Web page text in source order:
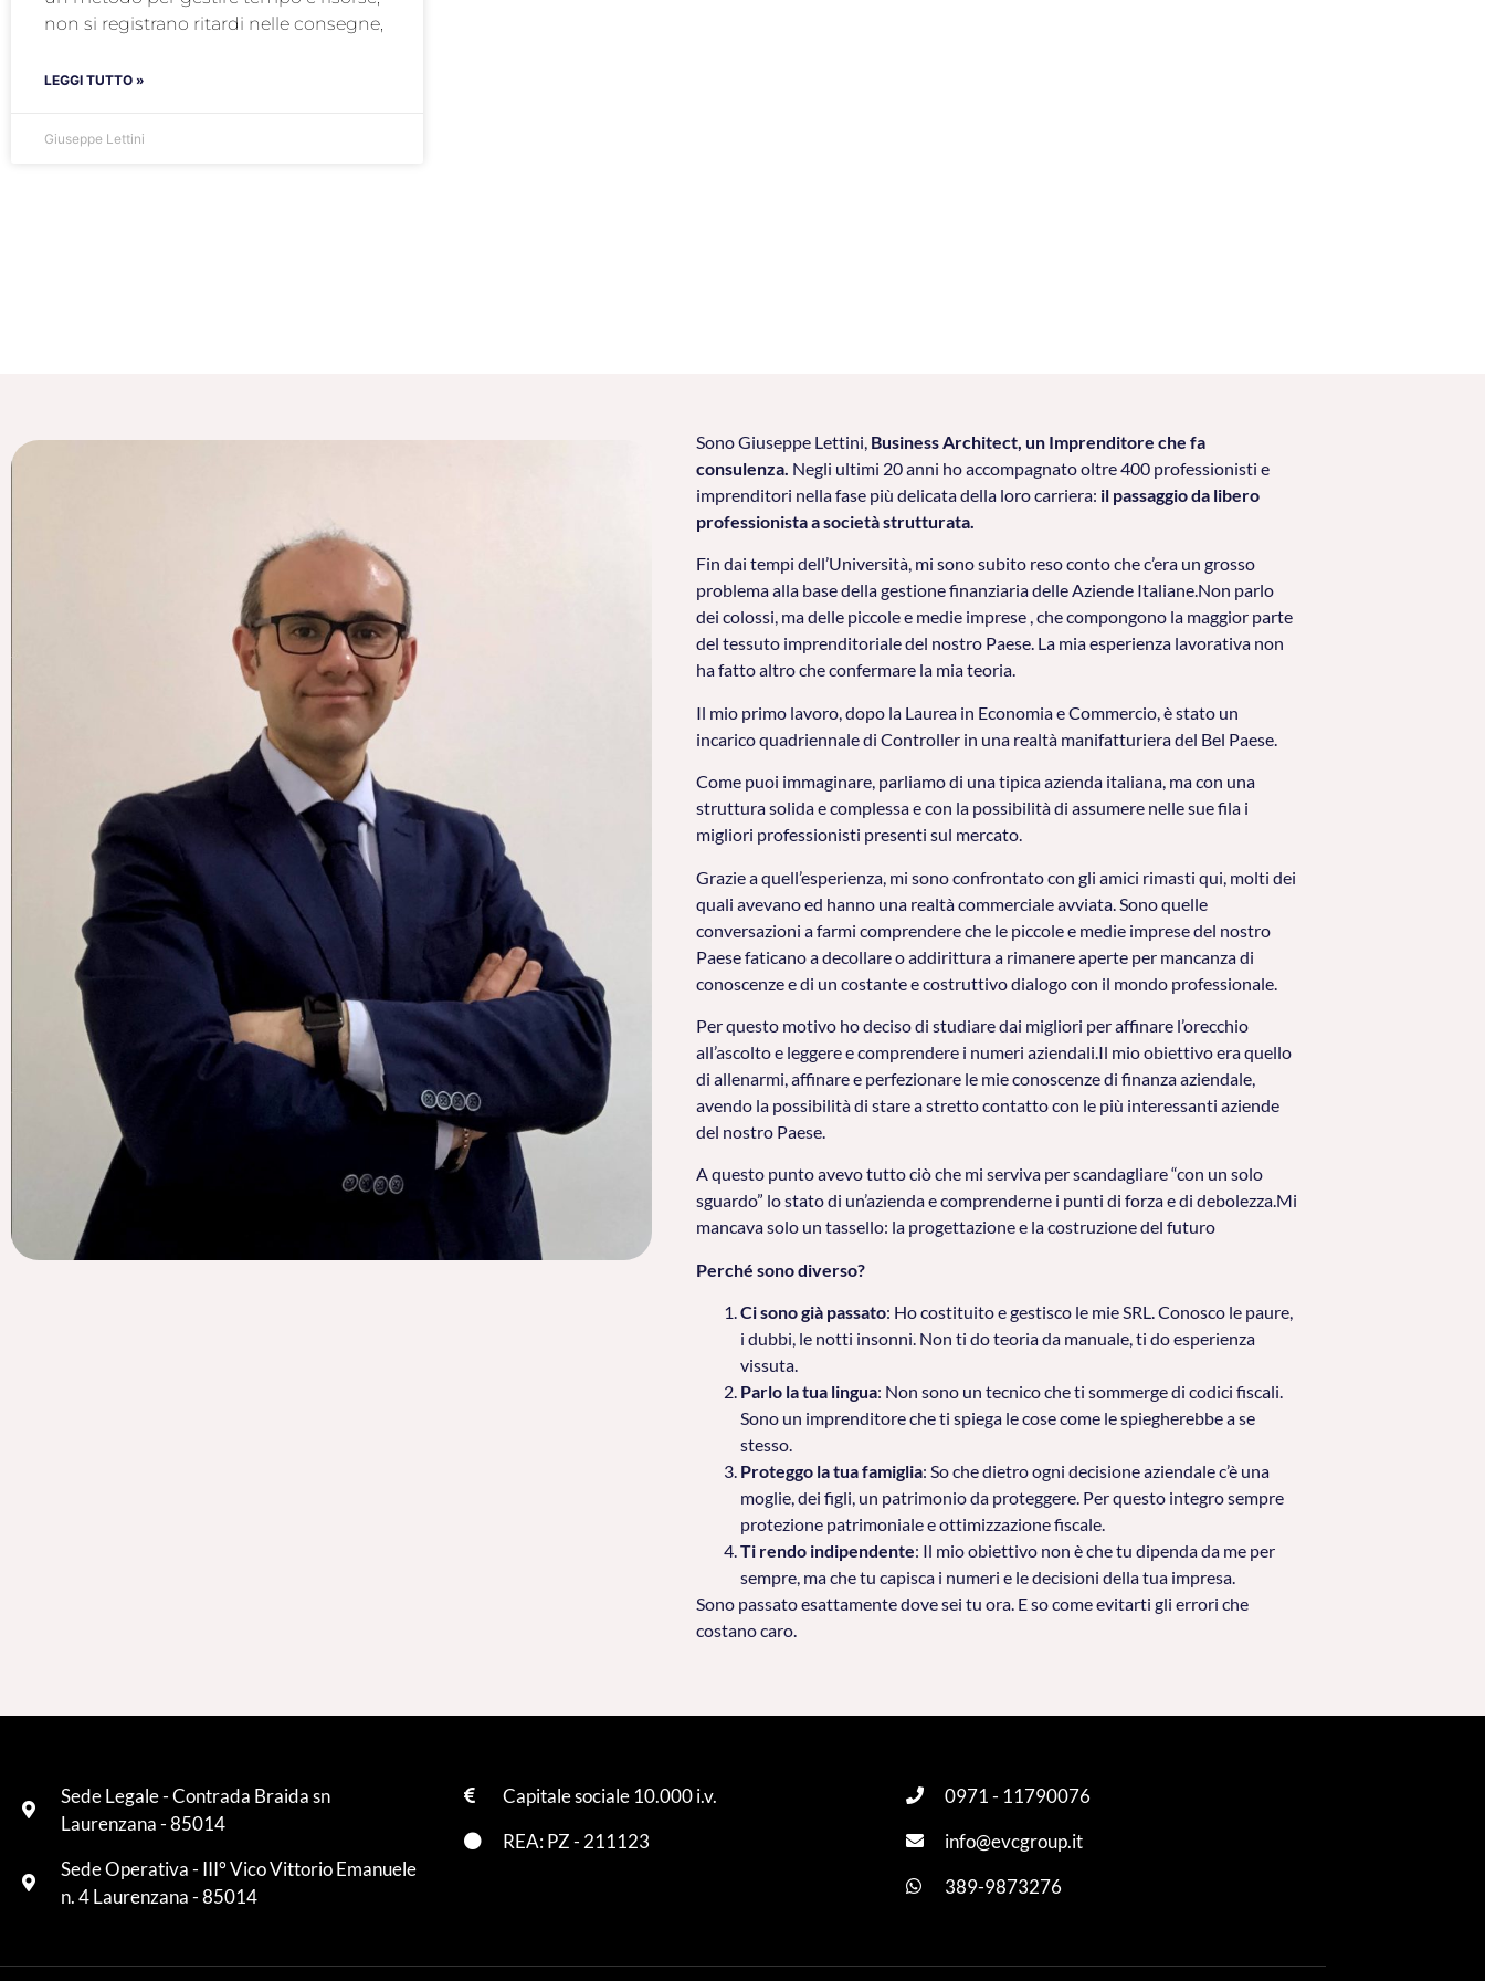
non si registrano ritardi nelle consegne,
LEGGI TUTTO »
Giuseppe Lettini
Sono Giuseppe Lettini, Business Architect, un Imprenditore che fa
consulenza. Negli ultimi 20 anni ho accompagnato oltre 400 professionisti e
imprenditori nella fase più delicata della loro carriera: il passaggio da libero
professionista a società strutturata.
Fin dai tempi dell’Università, mi sono subito reso conto che c’era un grosso
problema alla base della gestione finanziaria delle Aziende Italiane.Non parlo
dei colossi, ma delle piccole e medie imprese , che compongono la maggior parte
del tessuto imprenditoriale del nostro Paese. La mia esperienza lavorativa non
ha fatto altro che confermare la mia teoria.
Il mio primo lavoro, dopo la Laurea in Economia e Commercio, è stato un
incarico quadriennale di Controller in una realtà manifatturiera del Bel Paese.
Come puoi immaginare, parliamo di una tipica azienda italiana, ma con una
struttura solida e complessa e con la possibilità di assumere nelle sue fila i
migliori professionisti presenti sul mercato.
Grazie a quell’esperienza, mi sono confrontato con gli amici rimasti qui, molti dei
quali avevano ed hanno una realtà commerciale avviata. Sono quelle
conversazioni a farmi comprendere che le piccole e medie imprese del nostro
Paese faticano a decollare o addirittura a rimanere aperte per mancanza di
conoscenze e di un costante e costruttivo dialogo con il mondo professionale.
Per questo motivo ho deciso di studiare dai migliori per affinare l’orecchio
all’ascolto e leggere e comprendere i numeri aziendali.Il mio obiettivo era quello
di allenarmi, affinare e perfezionare le mie conoscenze di finanza aziendale,
avendo la possibilità di stare a stretto contatto con le più interessanti aziende
del nostro Paese.
A questo punto avevo tutto ciò che mi serviva per scandagliare “con un solo
sguardo” lo stato di un’azienda e comprenderne i punti di forza e di debolezza.Mi
mancava solo un tassello: la progettazione e la costruzione del futuro
Perché sono diverso?
Ci sono già passato: Ho costituito e gestisco le mie SRL. Conosco le paure,
i dubbi, le notti insonni. Non ti do teoria da manuale, ti do esperienza
vissuta.
Parlo la tua lingua: Non sono un tecnico che ti sommerge di codici fiscali.
Sono un imprenditore che ti spiega le cose come le spiegherebbe a se
stesso.
Proteggo la tua famiglia: So che dietro ogni decisione aziendale c’è una
moglie, dei figli, un patrimonio da proteggere. Per questo integro sempre
protezione patrimoniale e ottimizzazione fiscale.
Ti rendo indipendente: Il mio obiettivo non è che tu dipenda da me per
sempre, ma che tu capisca i numeri e le decisioni della tua impresa.
Sono passato esattamente dove sei tu ora. E so come evitarti gli errori che
costano caro.
Sede Legale - Contrada Braida sn
Laurenzana - 85014
Sede Operativa - III° Vico Vittorio Emanuele
n. 4 Laurenzana - 85014
Capitale sociale 10.000 i.v.
REA: PZ - 211123
0971 - 11790076
info@evcgroup.it
389-9873276